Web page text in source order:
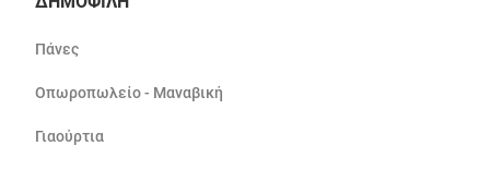
Πάνες
Οπωροπωλείο - Μαναβική
Γιαούρτια